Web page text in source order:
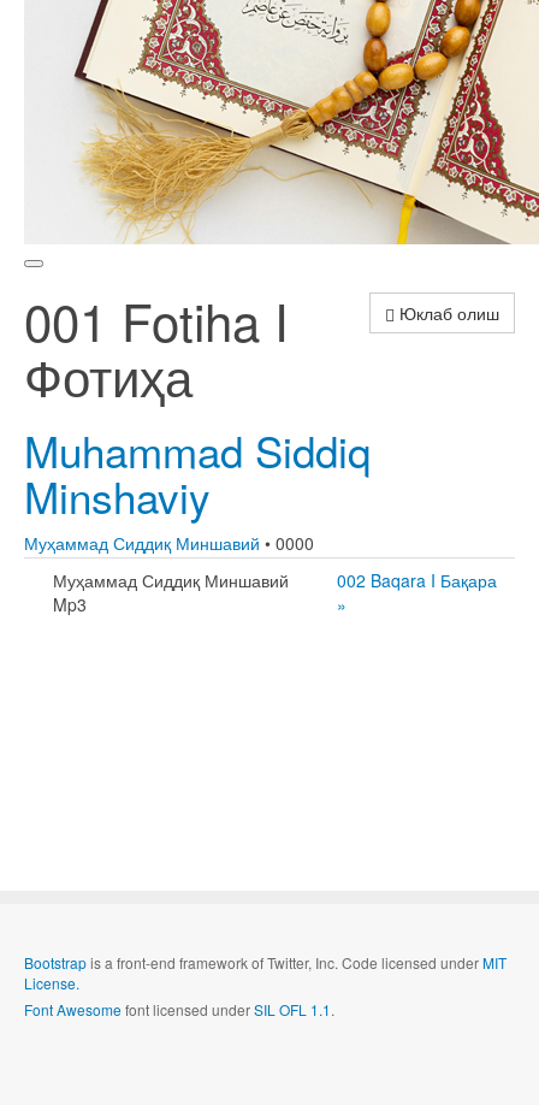
Юклаб олиш
001 Fotiha I
Фотиҳа
Muhammad Siddiq
Minshaviy
Муҳаммад Сиддиқ Миншавий • 0000
Муҳаммад Сиддиқ Миншавий
Mp3
002 Baqara I Бақара
»
Bootstrapis a front-end framework of Twitter, Inc. Code licensed underMIT
License.
Font Awesomefont licensed underSIL OFL 1.1.